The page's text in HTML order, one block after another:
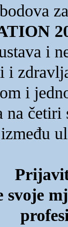
i
i
i
na
svoje